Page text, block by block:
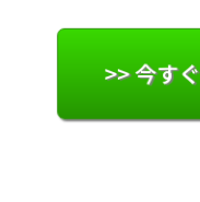
>> 今す